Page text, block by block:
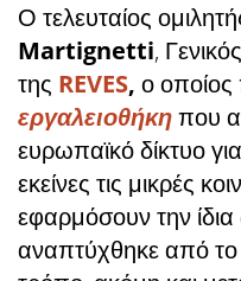
Ο τελευταίος
Martignetti,
της REVES, ο οποίος
εργαλειοθήκηπου
ευρωπαϊκό δίκτυο
εκείνες τις μικρές
εφαρμόσουν την ίδια
αναπτύχθηκε από το